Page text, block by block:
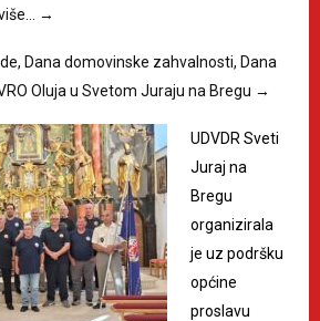
→
Dana domovinske zahvalnosti, Dana
Oluja u Svetom Juraju na Bregu →
UDVDR Sveti
Juraj na
Bregu
organizirala
je uz podršku
općine
proslavu